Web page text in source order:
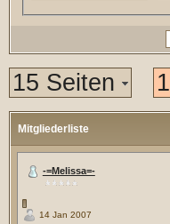
15 Seiten 1
Mitgliederliste
-=Melissa=-
14 Jan 2007